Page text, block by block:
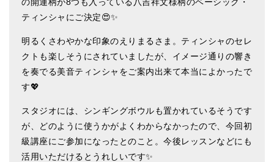
シンギングボウル入門本・CD
アウトレット
オリジナルグッズ
ヒーリング・マンダラポスター
ロゴステッカー・ポストカード各種
ティンシャにご決定😍✨
明るくさわやかな印象のえりまるさま。ティンシャのセレ
クトも楽しそうにされていましたが、イメージ通りの響き
を奏でる美音ティンシャをご案内出来て本当によかったで
す💖
スタジオには、シンギングボウルも置かれているそうです
が、どのように使うかがよくわからなかったので、今回初
級講座にご参加になったとのこと。今後レッスンなどにも
活用いただけるとうれしいです✨